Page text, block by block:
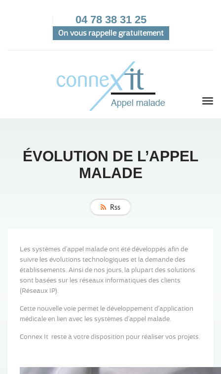
04 78 38 31 25
On vous rappelle gratuitement
ÉVOLUTION DE L’APPEL
MALADE
Rss
Les systèmes d’appel malade ont été développés afin de
suivre les évolutions technologiques et la demande des
établissements. Ainsi de nos jours, la plupart des solutions
sont basées sur les réseaux informatiques des clients
(Réseaux IP).
Cette nouvelle voie permet le développement d’application
médicale en lien avec les systèmes d’appel malade.
Connex It reste à votre disposition pour réaliser vos projets.